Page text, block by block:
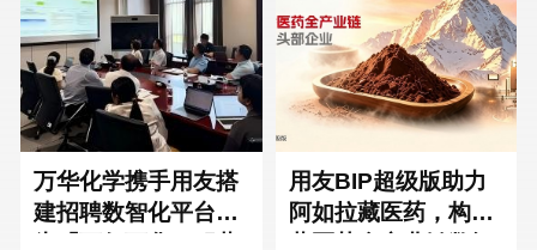
万华化学携手用友搭
建招聘数智化平台，
用友BIP超级版助力
阿如拉藏医药，构建